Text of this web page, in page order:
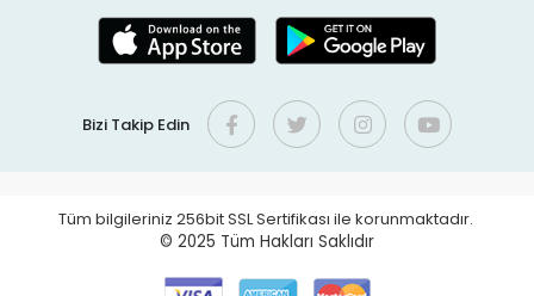
Bizi Takip Edin
Tüm bilgileriniz 256bit SSL Sertifikası ile korunmaktadır.
© 2025 Tüm Hakları Saklıdır